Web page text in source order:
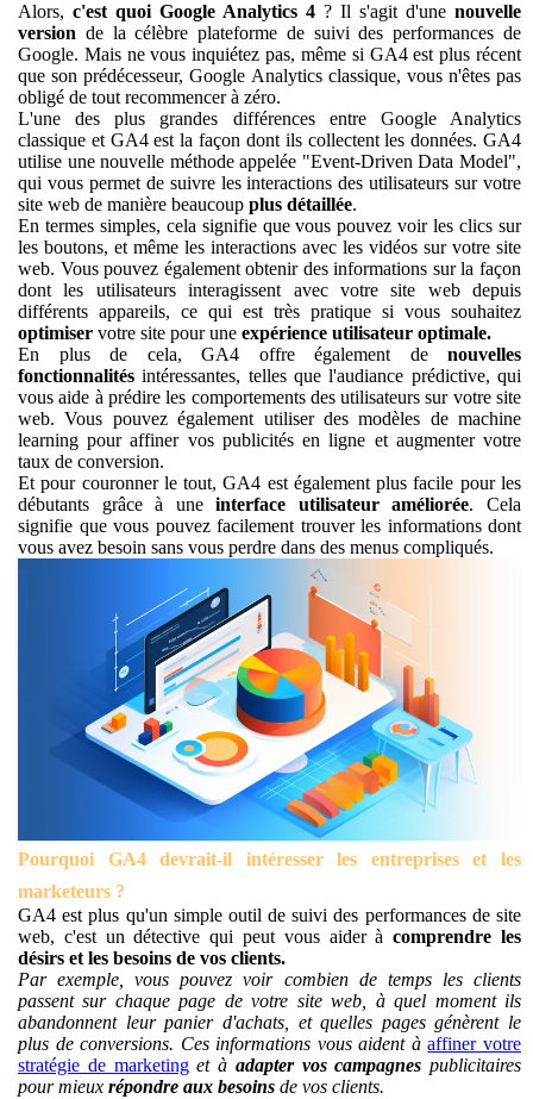
Alors, c'est quoi Google Analytics 4 ? Il s'agit d'une nouvelle
version de la célèbre plateforme de suivi des performances de
Google. Mais ne vous inquiétez pas, même si GA4 est plus récent
que son prédécesseur, Google Analytics classique, vous n'êtes pas
obligé de tout recommencer à zéro.
L'une des plus grandes différences entre Google Analytics
classique et GA4 est la façon dont ils collectent les données. GA4
utilise une nouvelle méthode appelée "Event-Driven Data Model",
qui vous permet de suivre les interactions des utilisateurs sur votre
site web de manière beaucoup plus détaillée.
En termes simples, cela signifie que vous pouvez voir les clics sur
les boutons, et même les interactions avec les vidéos sur votre site
web. Vous pouvez également obtenir des informations sur la façon
dont les utilisateurs interagissent avec votre site web depuis
différents appareils, ce qui est très pratique si vous souhaitez
optimiser votre site pour une expérience utilisateur optimale.
En plus de cela, GA4 offre également de nouvelles
fonctionnalités intéressantes, telles que l'audiance prédictive, qui
vous aide à prédire les comportements des utilisateurs sur votre site
web. Vous pouvez également utiliser des modèles de machine
learning pour affiner vos publicités en ligne et augmenter votre
taux de conversion.
Et pour couronner le tout, GA4 est également plus facile pour les
débutants grâce à uneinterface utilisateur améliorée. Cela
signifie que vous pouvez facilement trouver les informations dont
vous avez besoin sans vous perdre dans des menus compliqués.
Pourquoi GA4 devrait-il intéresser les entreprises et les
marketeurs ?
GA4 est plus qu'un simple outil de suivi des performances de site
web, c'est un détective qui peut vous aider àcomprendre les
désirs et les besoins de vos clients.
Par exemple, vous pouvez voir combien de temps les clients
passent sur chaque page de votre site web, à quel moment ils
abandonnent leur panier d'achats, et quelles pages génèrent le
plus de conversions. Ces informations vous aident à affiner votre
stratégie de marketinget à adapter vos campagnes publicitaires
pour mieux répondre aux besoins de vos clients.